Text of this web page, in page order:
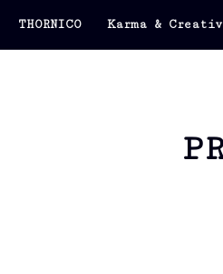
THORNICO Karma &